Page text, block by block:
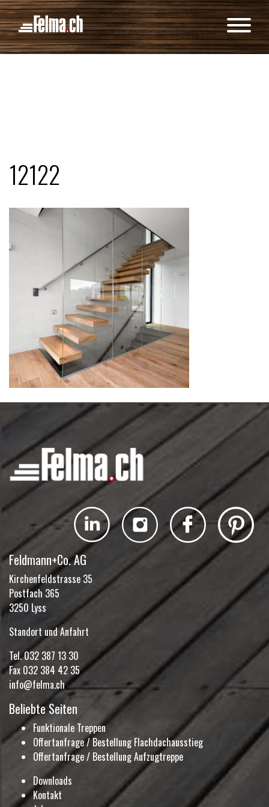
12122
Feldmann+Co. AG
Kirchenfeldstrasse 35
Postfach 365
3250 Lyss
Standort und Anfahrt
Tel.032 387 13 30
Fax 032 384 42 35
info@felma.ch
Beliebte Seiten
Funktionale Treppen
Offertanfrage / Bestellung Flachdachausstieg
Offertanfrage / Bestellung Aufzugtreppe
Downloads
Kontakt
Cookie-Einstellungen